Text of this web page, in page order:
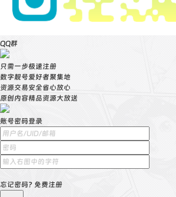
QQ群
只需一步极速注册
数字靓号爱好者聚集地
资源交易安全省心放心
原创内容精品资源大放送
账号密码登录
忘记密码? 免费注册